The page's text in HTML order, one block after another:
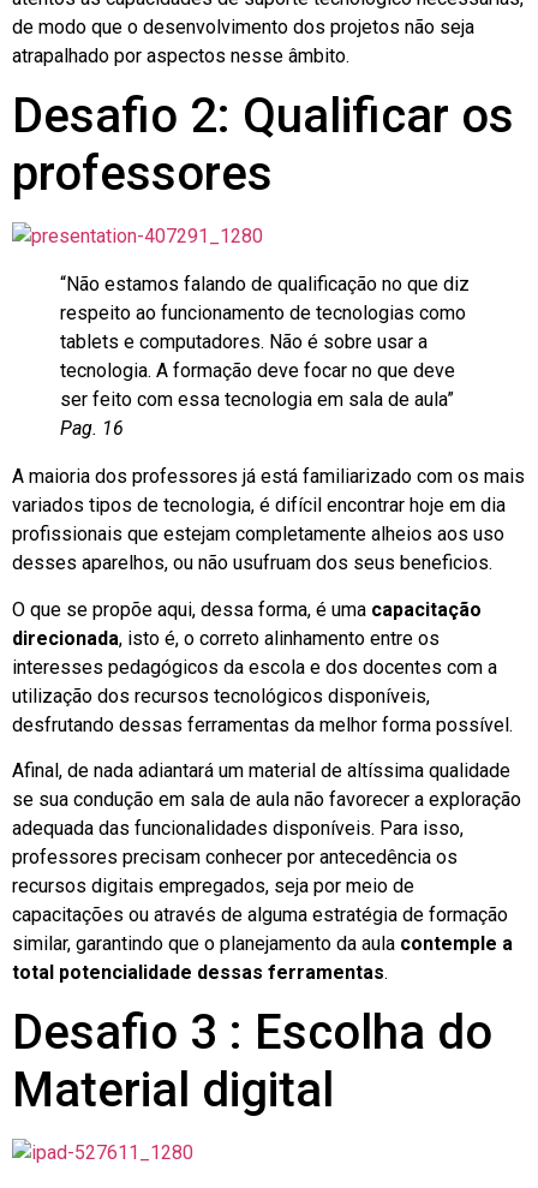
de modo que o desenvolvimento dos projetos não seja
atrapalhado por aspectos nesse âmbito.
Desafio 2: Qualificar os
professores
“Não estamos falando de qualificação no que diz
respeito ao funcionamento de tecnologias como
tablets e computadores. Não é sobre usar a
tecnologia. A formação deve focar no que deve
ser feito com essa tecnologia em sala de aula”
Pag. 16
A maioria dos professores já está familiarizado com os mais
variados tipos de tecnologia, é difícil encontrar hoje em dia
profissionais que estejam completamente alheios aos uso
desses aparelhos, ou não usufruam dos seus beneficios.
O que se propõe aqui, dessa forma, é uma capacitação
direcionada, isto é, o correto alinhamento entre os
interesses pedagógicos da escola e dos docentes com a
utilização dos recursos tecnológicos disponíveis,
desfrutando dessas ferramentas da melhor forma possível.
Afinal, de nada adiantará um material de altíssima qualidade
se sua condução em sala de aula não favorecer a exploração
adequada das funcionalidades disponíveis. Para isso,
professores precisam conhecer por antecedência os
recursos digitais empregados, seja por meio de
capacitações ou através de alguma estratégia de formação
similar, garantindo que o planejamento da aula contemple a
total potencialidade dessas ferramentas.
Desafio 3 : Escolha do
Material digital